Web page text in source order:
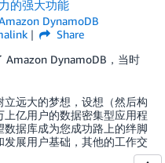
的强大功能
DynamoDB
Share
Amazon DynamoDB，当时
远大的梦想，设想（然后构
亿用户的数据密集型应用程
据库成为您成功路上的绊脚
展用户基础，其他的工作交